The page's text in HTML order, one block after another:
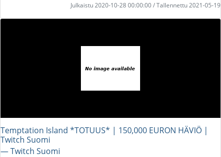
Julkaistu 2020-10-28 00:00:00 / Tallennettu 2021-05-19
Temptation Island *TOTUUS* | 150,000 EURON HÄVIÖ |
Twitch Suomi
― Twitch Suomi